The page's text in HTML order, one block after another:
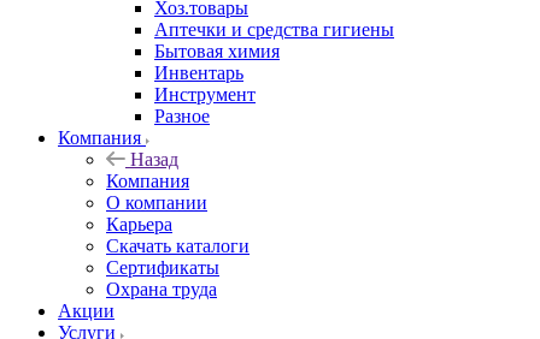
Хоз.товары
Аптечки и средства гигиены
Бытовая химия
Инвентарь
Инструмент
Разное
Компания
Назад
Компания
О компании
Карьера
Cкачать каталоги
Сертификаты
Охрана труда
Акции
Услуги